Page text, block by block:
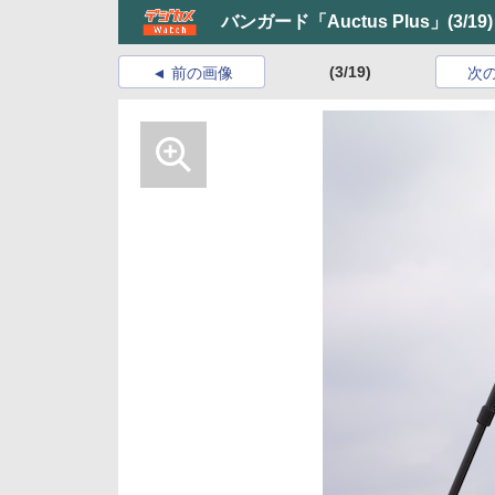
バンガード「Auctus Plus」 (3/19)
前の画像 (3/19) 次